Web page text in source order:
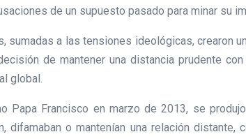
de un supuesto pasado para minar su
sumadas a las tensiones ideológicas, crearon
de mantener una distancia prudente
global.
Papa Francisco en marzo de 2013, se
o mantenían una relación distante,